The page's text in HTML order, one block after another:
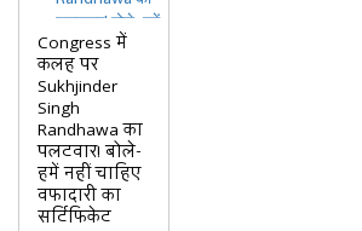
Congress में
कलह पर
Sukhjinder
Singh
Randhawa का
पलटवार! बोले-
हमें नहीं चाहिए
वफादारी का
सर्टिफिकेट